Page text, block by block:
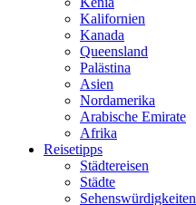
Kalifornien
Kanada
Queensland
Palästina
Asien
Nordamerika
Arabische Emirate
Afrika
Reisetipps
Städtereisen
Städte
Sehenswürdigkeiten